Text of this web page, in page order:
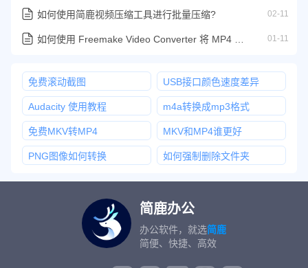
如何使用简鹿视频压缩工具进行批量压缩? 02-11
01-11
免费滚动截图 USB接口颜色速度差异
Audacity 使用教程 m4a转换成mp3格式
免费MKV转MP4 MKV和MP4谁更好
PNG图像如何转换 如何强制删除文件夹
简鹿办公
办公软件，就选简鹿
简便、快捷、高效